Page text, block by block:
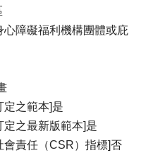
心障礙福利機構團體或庇
定之範本]是
定之最新版範本]是
會責任（CSR）指標]否